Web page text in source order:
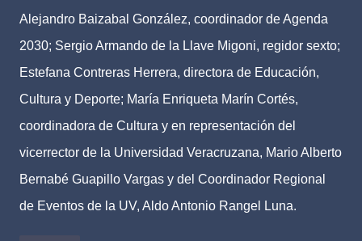
Alejandro Baizabal González, coordinador de Agenda
2030; Sergio Armando de la Llave Migoni, regidor sexto;
Estefana Contreras Herrera, directora de Educación,
Cultura y Deporte; María Enriqueta Marín Cortés,
coordinadora de Cultura y en representación del
vicerrector de la Universidad Veracruzana, Mario Alberto
Bernabé Guapillo Vargas y del Coordinador Regional
de Eventos de la UV, Aldo Antonio Rangel Luna.